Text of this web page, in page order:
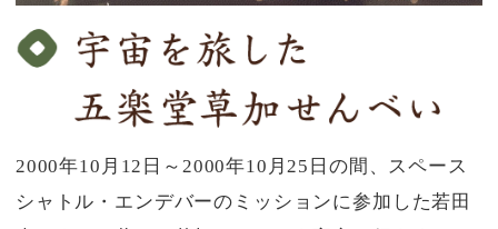
2000年10月12日～2000年10月25日の間、スペース
シャトル・エンデバーのミッションに参加した若田